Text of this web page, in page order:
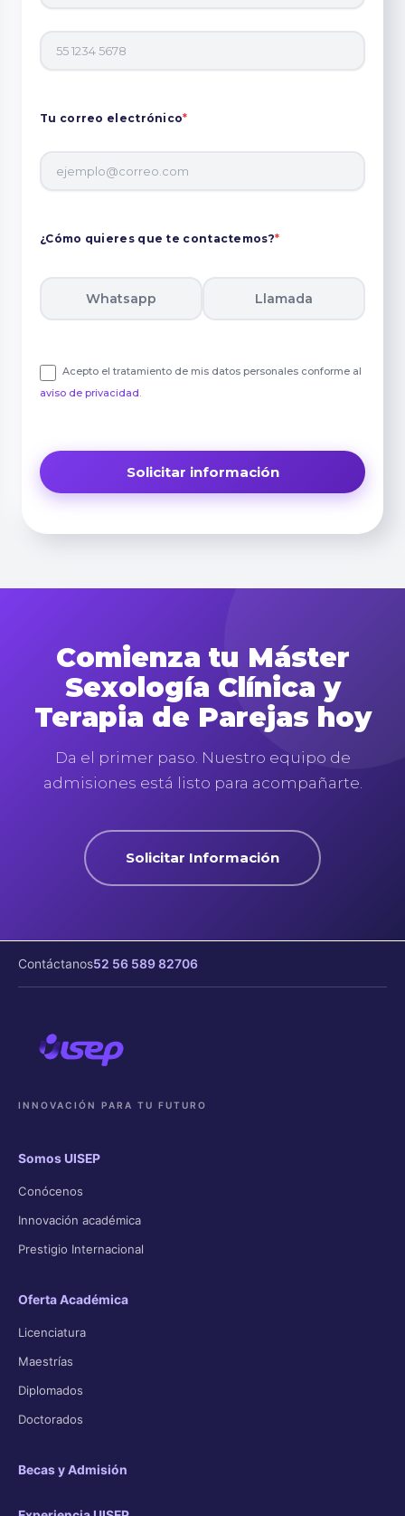
Tu correo electrónico*
¿Cómo quieres que te contactemos?*
Whatsapp Llamada
Acepto el tratamiento de mis datos personales conforme al
aviso de privacidad.
Comienza tu Máster
Sexología Clínica y
Terapia de Parejas hoy
Da el primer paso. Nuestro equipo de
admisiones está listo para acompañarte.
Solicitar Información
Contáctanos52 56 589 82706
INNOVACIÓN PARA TU FUTURO
Somos UISEP
Conócenos
Innovación académica
Prestigio Internacional
Oferta Académica
Licenciatura
Maestrías
Diplomados
Doctorados
Becas y Admisión